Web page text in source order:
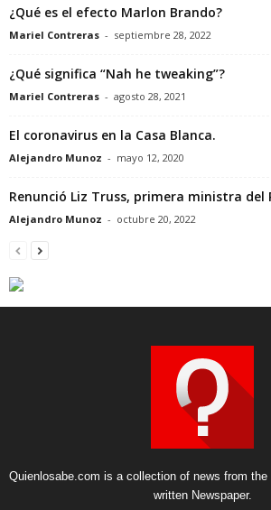
¿Qué es el efecto Marlon Brando?
Mariel Contreras - septiembre 28, 2022
¿Qué significa “Nah he tweaking”?
Mariel Contreras - agosto 28, 2021
El coronavirus en la Casa Blanca.
Alejandro Munoz - mayo 12, 2020
Renunció Liz Truss, primera ministra del
Alejandro Munoz - octubre 20, 2022
Quienlosabe.com is a collection of news from
written Newspaper.